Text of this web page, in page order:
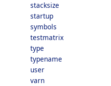
stacksize
startup
symbols
testmatrix
type
typename
user
varn